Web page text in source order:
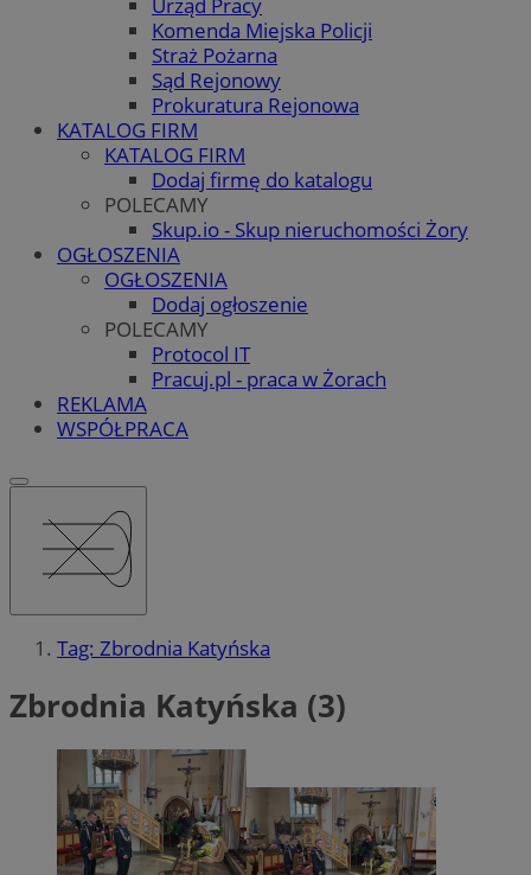
Komenda Miejska Policji
Straż Pożarna
Sąd Rejonowy
Prokuratura Rejonowa
KATALOG FIRM
KATALOG FIRM
Dodaj firmę do katalogu
POLECAMY
Skup.io - Skup nieruchomości Żory
OGŁOSZENIA
OGŁOSZENIA
Dodaj ogłoszenie
POLECAMY
Protocol IT
Pracuj.pl - praca w Żorach
REKLAMA
WSPÓŁPRACA
Tag: Zbrodnia Katyńska
Zbrodnia Katyńska (3)